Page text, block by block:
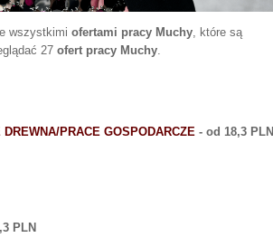
wszystkimi ofertami pracy Muchy, które są
27 ofert pracy Muchy.
PRACE GOSPODARCZE - od 18,3 PLN
PLN